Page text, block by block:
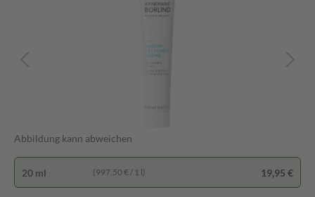
Abbildung kann abweichen
20 ml (997,50 € / 1 l) 19,95 €